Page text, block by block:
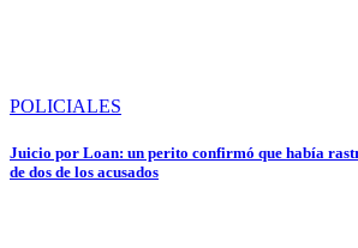
POLICIALES
Juicio por Loan: un perito confirmó que había
de dos de los acusados